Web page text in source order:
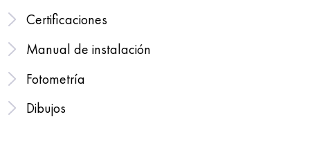
Certificaciones
Manual de instalación
Fotometría
Dibujos